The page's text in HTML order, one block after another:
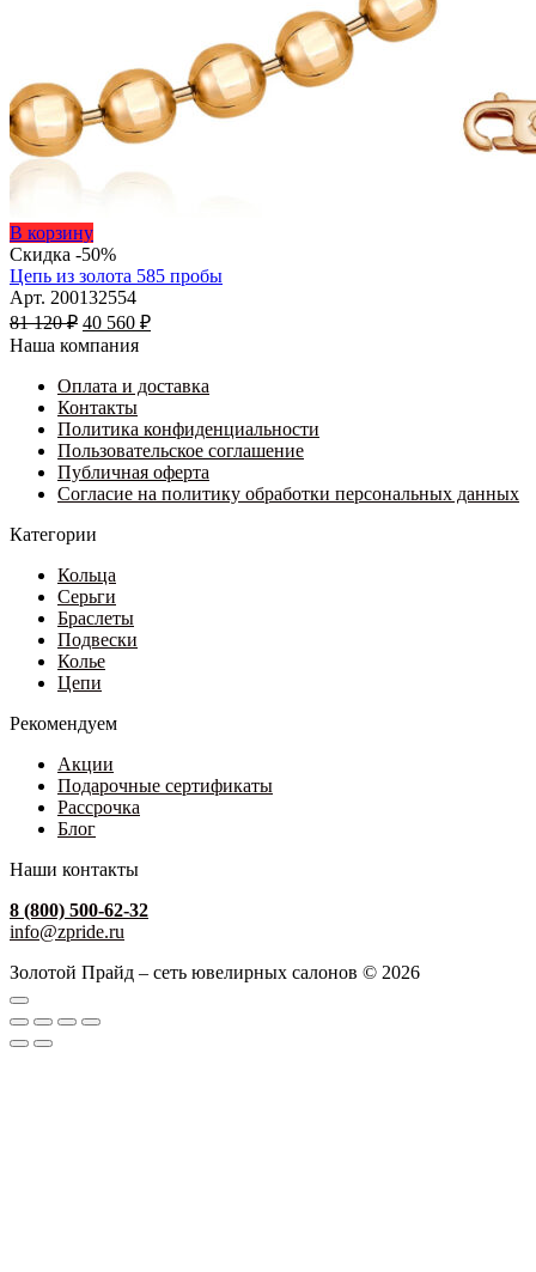
В корзинуЭтот
товар
имеет
несколько
вариаций.
Опции
выбрать
на
странице
товара.
Скидка -50%
Цепь из золота 585 пробы
Арт. 200132554
81 120₽ Первоначальная
цена
81
120 ₽.
40 560 ₽Текущая
560 ₽.
Наша компания
Оплата и доставка
Контакты
Политика конфиденциальности
Пользовательское соглашение
Публичная оферта
Согласие на политику обработки персональных данных
Категории
Кольца
Серьги
Браслеты
Подвески
Колье
Цепи
Рекомендуем
Акции
Подарочные сертификаты
Рассрочка
Блог
Наши контакты
8 (800) 500-62-32
info@zpride.ru
Золотой Прайд – сеть ювелирных салонов © 2026